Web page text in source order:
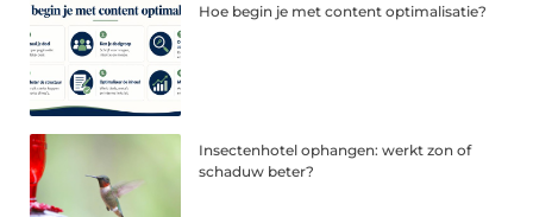
Hoe begin je met content optimalisatie?
Insectenhotel ophangen: werkt zon of
schaduw beter?